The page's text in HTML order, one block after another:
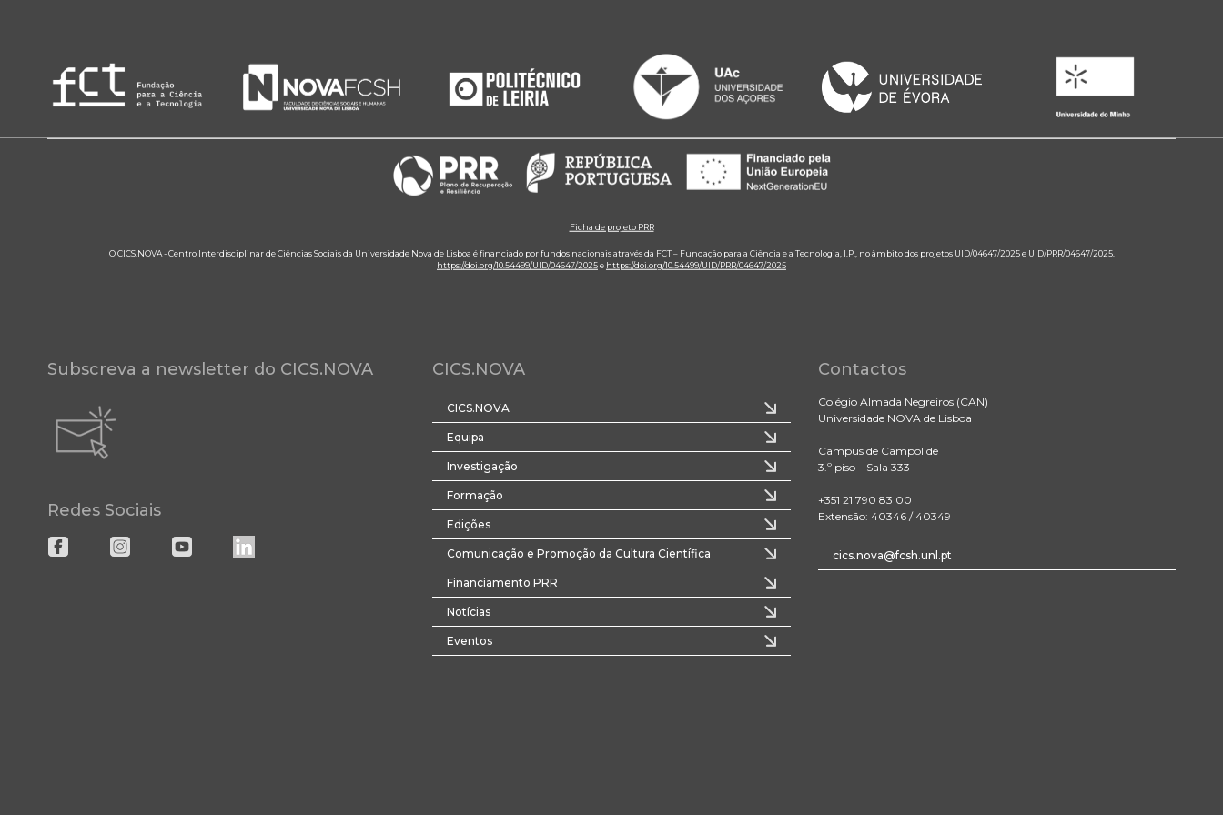
Ficha de projeto PRR
O CICS.NOVA - Centro Interdisciplinar de Ciências Sociais da Universidade Nova de Lisboa é financiado por fundos nacionais através da FCT – Fundação para a Ciência e a Tecnologia, I.P., no âmbito dos projetos UID/04647/2025 e UID/PRR/04647/2025.
https://doi.org/10.54499/UID/04647/2025e https://doi.org/10.54499/UID/PRR/04647/2025
Subscreva a newsletter do CICS.NOVA
Redes Sociais
CICS.NOVA
CICS.NOVA
Equipa
Investigação
Formação
Edições
Comunicação e Promoção da Cultura Científica
Financiamento PRR
Notícias
Eventos
Contactos
Colégio Almada Negreiros (CAN)
Universidade NOVA de Lisboa
Campus de Campolide
3.º piso – Sala 333
+351 21 790 83 00
Extensão: 40346 / 40349
cics.nova@fcsh.unl.pt